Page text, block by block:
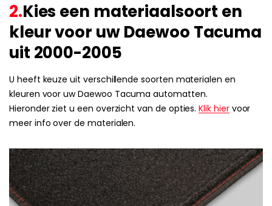
2.Kies een materiaalsoort en
kleur voor uw Daewoo Tacuma
uit 2000-2005
U heeft keuze uit verschillende soorten materialen en
kleuren voor uw Daewoo Tacuma automatten.
Hieronder ziet u een overzicht van de opties.Klik hiervoor
meer info over de materialen.